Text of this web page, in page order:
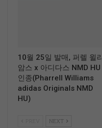
10월 25일 발매, 퍼렐 윌리
암스 x 아디다스 NMD HU
인종(Pharrell Williams
adidas Originals NMD
HU)
NEXT